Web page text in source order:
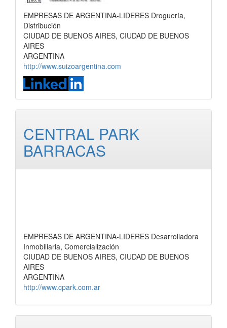
EMPRESAS DE ARGENTINA-LIDERES Droguería,
Distribución
CIUDAD DE BUENOS AIRES, CIUDAD DE BUENOS
AIRES
ARGENTINA
http://www.suizoargentina.com
CENTRAL PARK
BARRACAS
EMPRESAS DE ARGENTINA-LIDERES Desarrolladora
Inmobiliaria, Comercialización
CIUDAD DE BUENOS AIRES, CIUDAD DE BUENOS
AIRES
ARGENTINA
http://www.cpark.com.ar